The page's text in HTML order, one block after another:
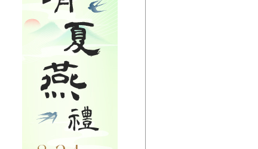
(宜蘭)GOOD MORNING YI-LAN
【HitFm正在進行】
流行最精選
(花東)早安東台灣